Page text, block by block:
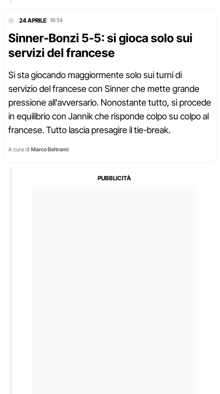
24 APRILE 16:54
Sinner-Bonzi 5-5: si gioca solo sui
servizi del francese
Si sta giocando maggiormente solo sui turni di
servizio del francese con Sinner che mette grande
pressione all'avversario. Nonostante tutto, si procede
in equilibrio con Jannik che risponde colpo su colpo al
francese. Tutto lascia presagire il tie-break.
A cura di Marco Beltrami